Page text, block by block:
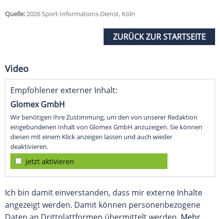
Quelle:2026 Sport-Informations-Dienst, Köln
ZURÜCK ZUR STARTSEITE
Video
Empfohlener externer Inhalt:
Glomex GmbH
Wir benötigen Ihre Zustimmung, um den von unserer Redaktion
eingebundenen Inhalt von Glomex GmbH anzuzeigen. Sie können
diesen mit einem Klick anzeigen lassen und auch wieder
deaktivieren.
jetzt aktivieren
Ich bin damit einverstanden, dass mir externe Inhalte
angezeigt werden. Damit können personenbezogene